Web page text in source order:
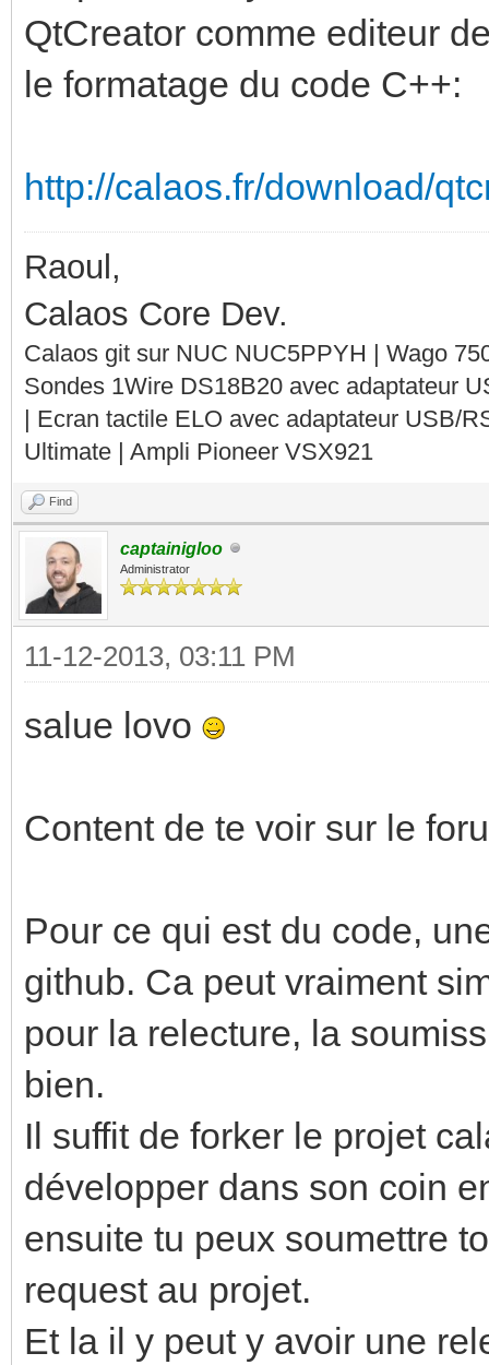
QtCreator comme editeur
le formatage du code C++:
http://calaos.fr/download/
Raoul,
Calaos Core Dev.
Calaos git sur NUC NUC5PPYH | Wago
Sondes 1Wire DS18B20 avec adaptateur
| Ecran tactile ELO avec adaptateur USB/
Ultimate | Ampli Pioneer VSX921
Find
captainigloo
Administrator
11-12-2013, 03:11 PM
salue lovo
Content de te voir sur le
Pour ce qui est du code,
github. Ca peut vraiment
pour la relecture, la
bien.
Il suffit de forker le projet
développer dans son coin
ensuite tu peux soumettre
request au projet.
Et la il y peut y avoir une